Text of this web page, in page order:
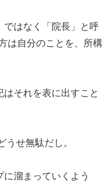
はなく「院長」と呼
は自分のことを、所構
それを表に出すこと
せ無駄だし。
溜まっていくよう